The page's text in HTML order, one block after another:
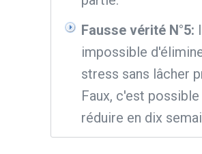
Fausse vérité N°5:
impossible
stress sans lâcher
Faux, c'est
réduire en dix